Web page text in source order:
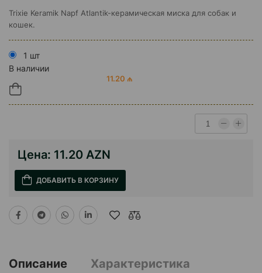
Trixie Keramik Napf Atlantik-керамическая миска для собак и
кошек.
1 шт
В наличии
11.20 ₼
Цена: 11.20 AZN
ДОБАВИТЬ В КОРЗИНУ
Описание
Характеристика